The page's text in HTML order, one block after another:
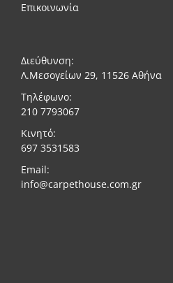
Επικοινωνία
Διεύθυνση:
Λ.Μεσογείων 29, 11526 Αθήνα
Τηλέφωνο:
210 7793067
Κινητό:
697 3531583
Email:
info@carpethouse.com.gr